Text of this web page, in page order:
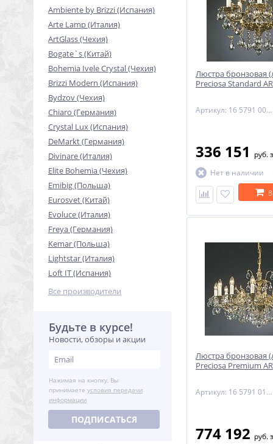
Ambiente by Brizzi (Испания)
Arte Lamp (Италия)
ArtGlass (Чехия)
Bogate`s (Китай)
Bohemia Ivele Crystal (Чехия)
Brizzi Modern (Испания)
Bydzov (Чехия)
Chiaro (Германия)
Crystal Lux (Испания)
DeMarkt (Германия)
Divinare (Италия)
Elite Bohemia (Чехия)
Emibig (Польша)
Eurosvet (Китай)
Evoluce (Италия)
Freya (Германия)
Kemar (Польша)
Lightstar (Италия)
Loft IT (Испания)
Все производители
Будьте в курсе!
Новости, обзоры и акции
Нажимая на кнопку, Вы
принимаете условия передачи
информации
ПОДПИСАТЬСЯ
Люстра бронзовая
Preciosa Standard
Артикул: 16 5791 005 85 00 00 35
336 151 руб.
Нет в наличии
Люстра бронзовая
Preciosa Premium
Артикул: 16 5791 012 85 00 00 70
774 192 руб.